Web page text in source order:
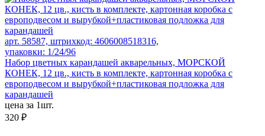
арт. 58587, штрихкод: 4606008518316,
упаковки: 1/24/96
Набор цветных карандашей акварельных, МОРСКОЙ
КОНЕК, 12 цв., кисть в комплекте, картонная коробка с
европодвесом и вырубкой+пластиковая подложка для
карандашей
цена за 1шт.
320 ₽